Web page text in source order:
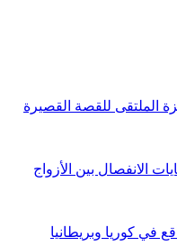
الملتقى للقصة القصيرة
الانفصال بين الأزواج
في كوريا وبريطانيا